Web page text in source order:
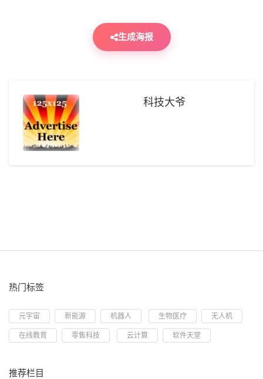
生成海报
科技大爷
热门标签
元宇宙 新能源 机器人 生物医疗 无人机
在线教育 零售科技 云计算 软件天堂
推荐栏目